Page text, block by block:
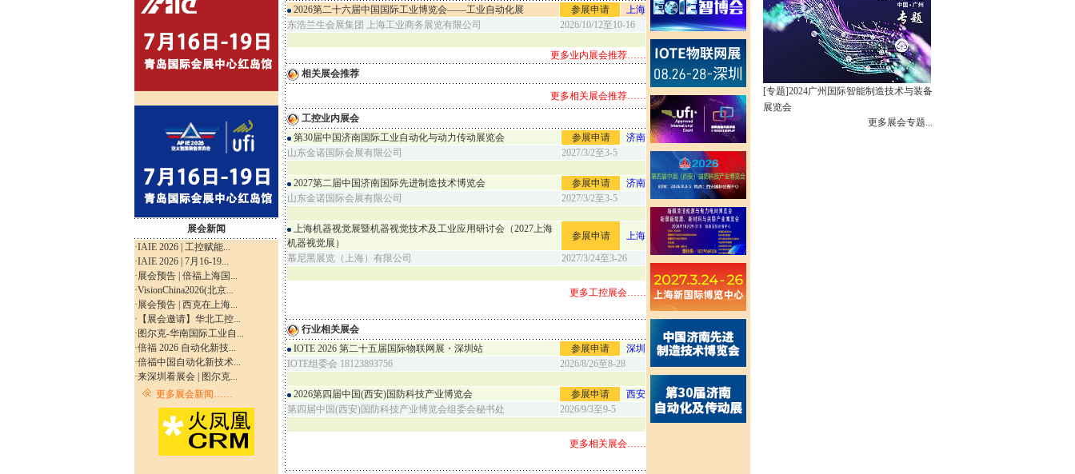
·第24届中国国际测量控制与仪器仪表展览会（MICONEX2013）
·2013 第15届中国工博会工业机器人展
·2013 第15届中国工博会工业自动化展
·\
展会新闻
·IAIE 2026 | 工控赋能...
·IAIE 2026 | 7月16-19...
·展会预告 | 倍福上海国...
·VisionChina2026(北京...
·展会预告 | 西克在上海...
· 【展会邀请】华北工控...
· 图尔克-华南国际工业自...
·倍福 2026 自动化新技...
·倍福中国自动化新技术...
·来深圳看展会 | 图尔克...
更多展会新闻……
2026第二十六届中国国际工业博览会——工业自动化展
参展申请
上海
东浩兰生会展集团 上海工业商务展览有限公司
2026/10/12至10-16
更多业内展会推荐……
相关展会推荐
更多相关展会推荐……
工控业内展会
第30届中国济南国际工业自动化与动力传动展览会
参展申请
济南
山东金诺国际会展有限公司
2027/3/2至3-5
2027第二届中国济南国际先进制造技术博览会 参展申请
济南
山东金诺国际会展有限公司
2027/3/2至3-5
上海机器视觉展暨机器视觉技术及工业应用研讨会（2027上海
机器视觉展）
参展申请
上海
慕尼黑展览（上海）有限公司
2027/3/24至3-26
更多工控展会……
行业相关展会
IOTE 2026 第二十五届国际物联网展・深圳站
参展申请
深圳
IOTE组委会 18123893756
2026/8/26至8-28
2026第四届中国(西安)国防科技产业博览会 参展申请
西安
第四届中国(西安)国防科技产业博览会组委会秘书处
2026/9/3至9-5
更多相关展会……
[专题]2024广州国际智能制造技术与装备
展览会
更多展会专题...